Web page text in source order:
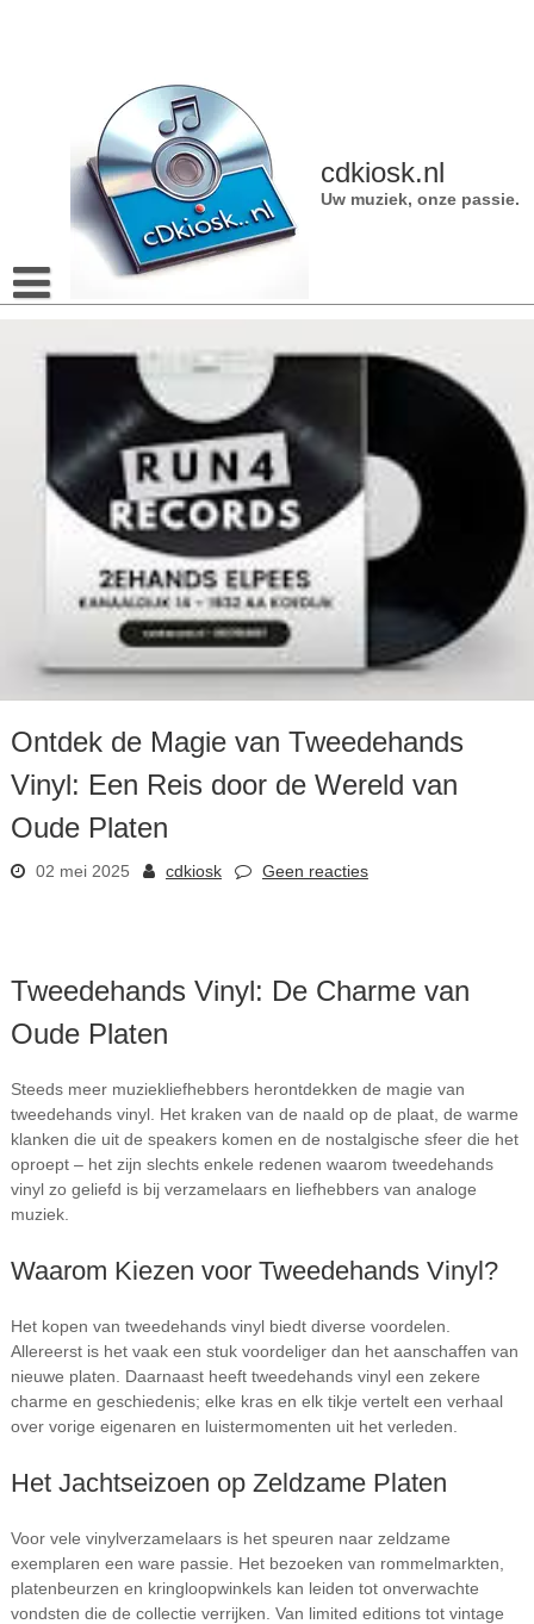
cdkiosk.nl
Uw muziek, onze passie.
Ontdek de Magie van Tweedehands
Vinyl: Een Reis door de Wereld van
Oude Platen
02 mei 2025 cdkiosk Geen reacties
Tweedehands Vinyl: De Charme van
Oude Platen
Steeds meer muziekliefhebbers herontdekken de magie van
tweedehands vinyl. Het kraken van de naald op de plaat, de warme
klanken die uit de speakers komen en de nostalgische sfeer die het
oproept – het zijn slechts enkele redenen waarom tweedehands
vinyl zo geliefd is bij verzamelaars en liefhebbers van analoge
muziek.
Waarom Kiezen voor Tweedehands Vinyl?
Het kopen van tweedehands vinyl biedt diverse voordelen.
Allereerst is het vaak een stuk voordeliger dan het aanschaffen van
nieuwe platen. Daarnaast heeft tweedehands vinyl een zekere
charme en geschiedenis; elke kras en elk tikje vertelt een verhaal
over vorige eigenaren en luistermomenten uit het verleden.
Het Jachtseizoen op Zeldzame Platen
Voor vele vinylverzamelaars is het speuren naar zeldzame
exemplaren een ware passie. Het bezoeken van rommelmarkten,
platenbeurzen en kringloopwinkels kan leiden tot onverwachte
vondsten die de collectie verrijken. Van limited editions tot vintage